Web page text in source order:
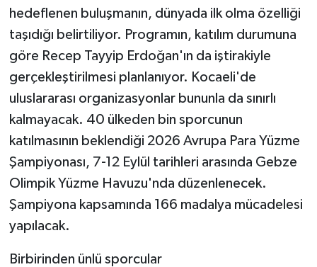
hedeflenen buluşmanın, dünyada ilk olma özelliği
taşıdığı belirtiliyor. Programın, katılım durumuna
göre Recep Tayyip Erdoğan'ın da iştirakiyle
gerçekleştirilmesi planlanıyor. Kocaeli'de
uluslararası organizasyonlar bununla da sınırlı
kalmayacak. 40 ülkeden bin sporcunun
katılmasının beklendiği 2026 Avrupa Para Yüzme
Şampiyonası, 7-12 Eylül tarihleri arasında Gebze
Olimpik Yüzme Havuzu'nda düzenlenecek.
Şampiyona kapsamında 166 madalya mücadelesi
yapılacak.
Birbirinden ünlü sporcular
Kadın
KÜLTÜR SANAT
MAGAZİN
Otomobil
POLİTİKA
Sağlık